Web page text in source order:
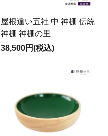
屋根違い五社 中 神棚 伝統
神棚 神棚の里
38,500円(税込)